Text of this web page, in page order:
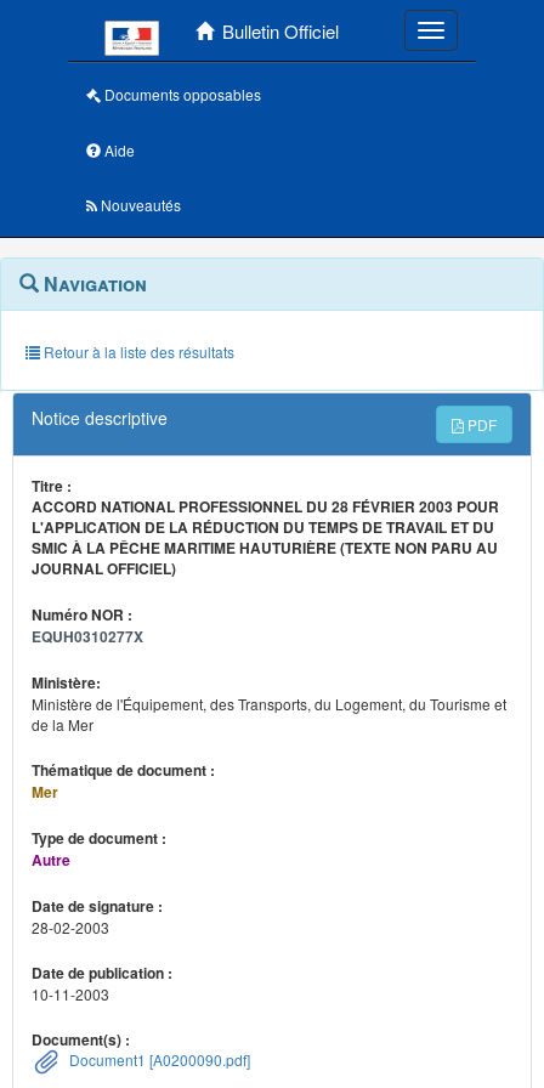
Bulletin Officiel Toggle
Documents opposables
Aide
Nouveautés
Navigation
outils
annexes
Menu
contextuel
Navigation
Retour à la liste des résultats
Notice descriptive PDF
Titre :
ACCORD NATIONAL PROFESSIONNEL DU 28 FÉVRIER 2003 POUR
L'APPLICATION DE LA RÉDUCTION DU TEMPS DE TRAVAIL ET DU
SMIC À LA PÊCHE MARITIME HAUTURIÈRE (TEXTE NON PARU AU
JOURNAL OFFICIEL)
Numéro NOR :
EQUH0310277X
Ministère:
Ministère de l'Équipement, des Transports, du Logement, du Tourisme et
de la Mer
Thématique de document :
Mer
Type de document :
Autre
Date de signature :
28-02-2003
Date de publication :
10-11-2003
Document(s) :
Document1 [A0200090.pdf]